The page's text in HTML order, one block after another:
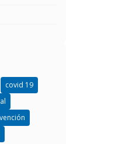
covid 19